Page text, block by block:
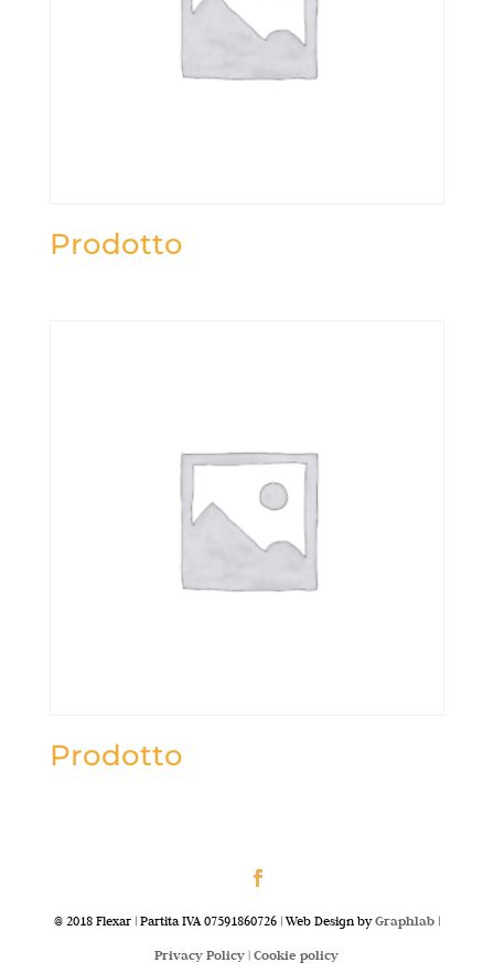
Prodotto
Prodotto
@ 2018 Flexar | Partita IVA 07591860726 | Web Design byGraphlab|
Privacy Policy |Cookie policy